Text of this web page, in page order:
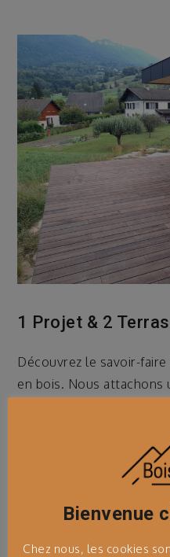
1 Projet & 2
Découvrez le savoir-
en bois. Nous attachons
Bienvenue
Chez nous, les cookies